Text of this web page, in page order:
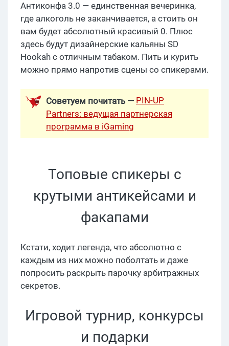
Антиконфа 3.0 — единственная вечеринка,
где алкоголь не заканчивается, а стоить он
вам будет абсолютный красивый 0. Плюс
здесь будут дизайнерские кальяны SD
Hookah с отличным табаком. Пить и курить
можно прямо напротив сцены со спикерами.
Советуем почитать — PIN-UP
Partners: ведущая партнерская
программа в iGaming
Топовые спикеры с
крутыми антикейсами и
факапами
Кстати, ходит легенда, что абсолютно с
каждым из них можно поболтать и даже
попросить раскрыть парочку арбитражных
секретов.
Игровой турнир, конкурсы
и подарки